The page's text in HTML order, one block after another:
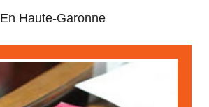
En Haute-Garonne